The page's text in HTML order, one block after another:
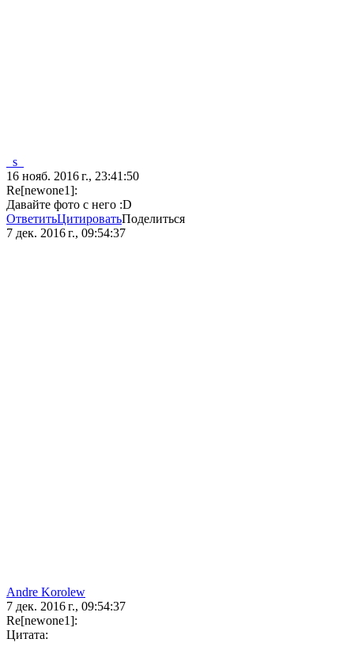
_s_
16 нояб. 2016 г., 23:41:50
Re[newone1]:
Давайте фото с него :D
ОтветитьЦитироватьПоделиться
7 дек. 2016 г., 09:54:37
Andre Korolew
7 дек. 2016 г., 09:54:37
Re[newone1]:
Цитата: